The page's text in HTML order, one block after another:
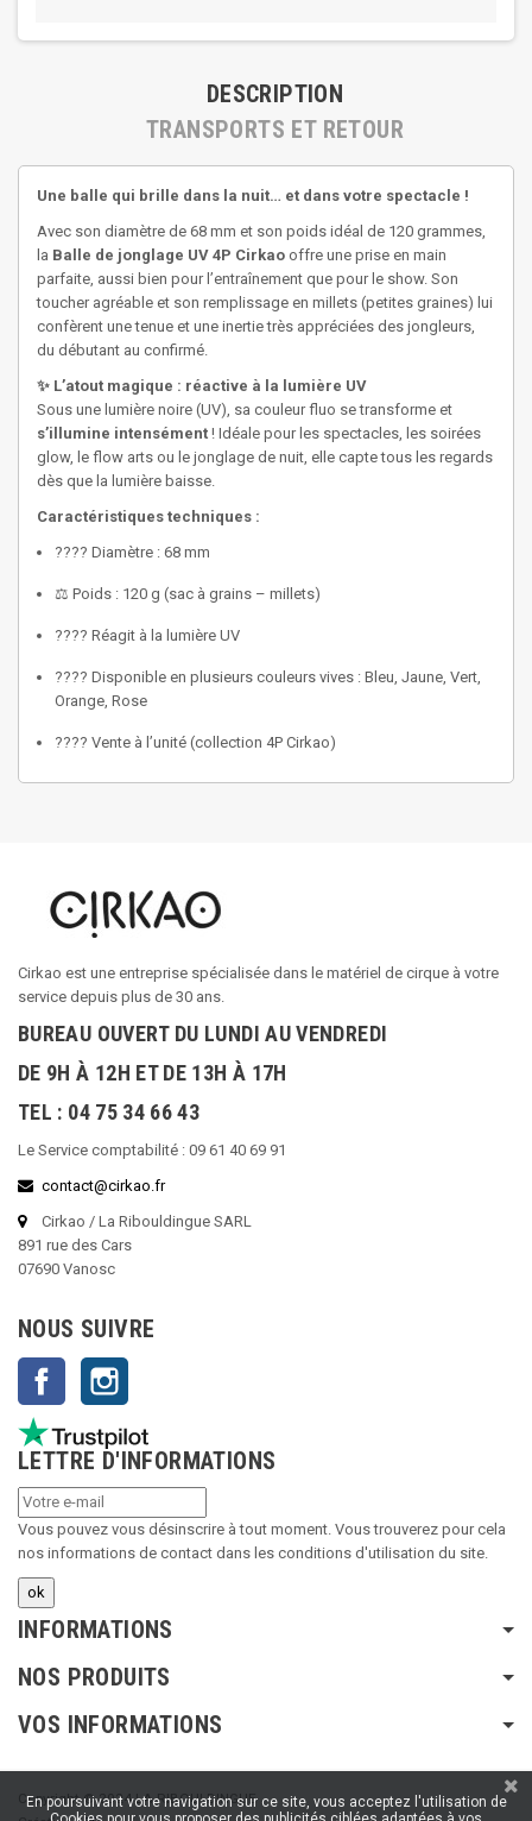
DESCRIPTION
TRANSPORTS ET RETOUR
Une balle qui brille dans la nuit… et dans votre spectacle !
Avec son diamètre de 68 mm et son poids idéal de 120 grammes,
la Balle de jonglage UV 4P Cirkao offre une prise en main
parfaite, aussi bien pour l’entraînement que pour le show. Son
toucher agréable et son remplissage en millets (petites graines) lui
confèrent une tenue et une inertie très appréciées des jongleurs,
du débutant au confirmé.
✨ L’atout magique : réactive à la lumière UV
Sous une lumière noire (UV), sa couleur fluo se transforme et
s’illumine intensément ! Idéale pour les spectacles, les soirées
glow, le flow arts ou le jonglage de nuit, elle capte tous les regards
dès que la lumière baisse.
Caractéristiques techniques :
???? Diamètre : 68 mm
⚖️ Poids : 120 g (sac à grains – millets)
???? Réagit à la lumière UV
???? Disponible en plusieurs couleurs vives : Bleu, Jaune, Vert,
Orange, Rose
???? Vente à l’unité (collection 4P Cirkao)
Cirkao est une entreprise spécialisée dans le matériel de cirque à votre
service depuis plus de 30 ans.
BUREAU OUVERT DU LUNDI AU VENDREDI
DE 9H À 12H ET DE 13H À 17H
TEL : 04 75 34 66 43
Le Service comptabilité : 09 61 40 69 91
contact@cirkao.fr
Cirkao / La Ribouldingue SARL
891 rue des Cars
07690 Vanosc
NOUS SUIVRE
Facebook
LETTRE D'INFORMATIONS
Vous pouvez vous désinscrire à tout moment. Vous trouverez pour cela
nos informations de contact dans les conditions d'utilisation du site.
INFORMATIONS
NOS PRODUITS
VOS INFORMATIONS
Copyright © 2024 LA RIBOULDINGUE
En poursuivant votre navigation sur ce site, vous acceptez l'utilisation de